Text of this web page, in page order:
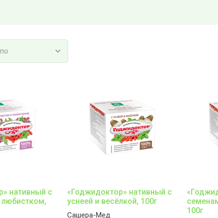
нативный с
«Годжидоктор» нативный с
уснеей и весёлкой, 100г
Сашера-Мед
100г